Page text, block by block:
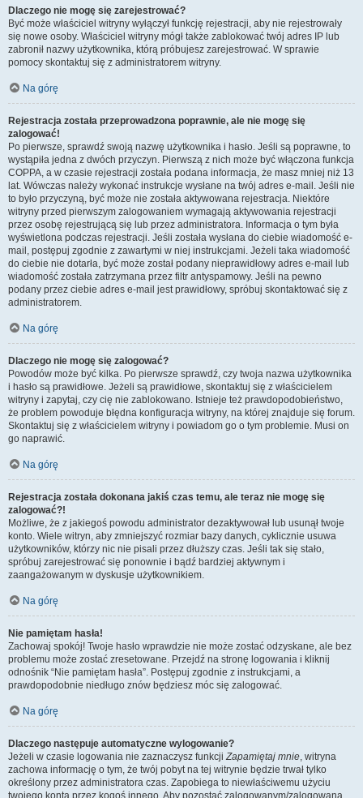
Dlaczego nie mogę się zarejestrować?
Być może właściciel witryny wyłączył funkcję rejestracji, aby nie rejestrowały
się nowe osoby. Właściciel witryny mógł także zablokować twój adres IP lub
zabronił nazwy użytkownika, którą próbujesz zarejestrować. W sprawie
pomocy skontaktuj się z administratorem witryny.
Na górę
Rejestracja została przeprowadzona poprawnie, ale nie mogę się
zalogować!
Po pierwsze, sprawdź swoją nazwę użytkownika i hasło. Jeśli są poprawne, to
wystąpiła jedna z dwóch przyczyn. Pierwszą z nich może być włączona funkcja
COPPA, a w czasie rejestracji została podana informacja, że masz mniej niż 13
lat. Wówczas należy wykonać instrukcje wysłane na twój adres e-mail. Jeśli nie
to było przyczyną, być może nie została aktywowana rejestracja. Niektóre
witryny przed pierwszym zalogowaniem wymagają aktywowania rejestracji
przez osobę rejestrującą się lub przez administratora. Informacja o tym była
wyświetlona podczas rejestracji. Jeśli została wysłana do ciebie wiadomość e-
mail, postępuj zgodnie z zawartymi w niej instrukcjami. Jeżeli taka wiadomość
do ciebie nie dotarła, być może został podany nieprawidłowy adres e-mail lub
wiadomość została zatrzymana przez filtr antyspamowy. Jeśli na pewno
podany przez ciebie adres e-mail jest prawidłowy, spróbuj skontaktować się z
administratorem.
Na górę
Dlaczego nie mogę się zalogować?
Powodów może być kilka. Po pierwsze sprawdź, czy twoja nazwa użytkownika
i hasło są prawidłowe. Jeżeli są prawidłowe, skontaktuj się z właścicielem
witryny i zapytaj, czy cię nie zablokowano. Istnieje też prawdopodobieństwo,
że problem powoduje błędna konfiguracja witryny, na której znajduje się forum.
Skontaktuj się z właścicielem witryny i powiadom go o tym problemie. Musi on
go naprawić.
Na górę
Rejestracja została dokonana jakiś czas temu, ale teraz nie mogę się
zalogować?!
Możliwe, że z jakiegoś powodu administrator dezaktywował lub usunął twoje
konto. Wiele witryn, aby zmniejszyć rozmiar bazy danych, cyklicznie usuwa
użytkowników, którzy nic nie pisali przez dłuższy czas. Jeśli tak się stało,
spróbuj zarejestrować się ponownie i bądź bardziej aktywnym i
zaangażowanym w dyskusje użytkownikiem.
Na górę
Nie pamiętam hasła!
Zachowaj spokój! Twoje hasło wprawdzie nie może zostać odzyskane, ale bez
problemu może zostać zresetowane. Przejdź na stronę logowania i kliknij
odnośnik “Nie pamiętam hasła”. Postępuj zgodnie z instrukcjami, a
prawdopodobnie niedługo znów będziesz móc się zalogować.
Na górę
Dlaczego następuje automatyczne wylogowanie?
Jeżeli w czasie logowania nie zaznaczysz funkcjiZapamiętaj mnie, witryna
zachowa informację o tym, że twój pobyt na tej witrynie będzie trwał tylko
określony przez administratora czas. Zapobiega to niewłaściwemu użyciu
twojego konta przez kogoś innego. Aby pozostać zalogowanym/zalogowaną,